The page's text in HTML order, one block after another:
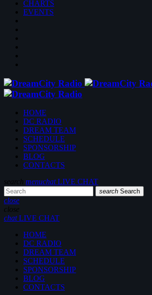
CHARTS
EVENTS
HOME
DC RADIO
DREAM TEAM
SCHEDULE
SPONSORSHIP
BLOG
CONTACTS
search menuchatLIVE CHAT
search Search
close
close
chatLIVE CHAT
HOME
DC RADIO
DREAM TEAM
SCHEDULE
SPONSORSHIP
BLOG
CONTACTS